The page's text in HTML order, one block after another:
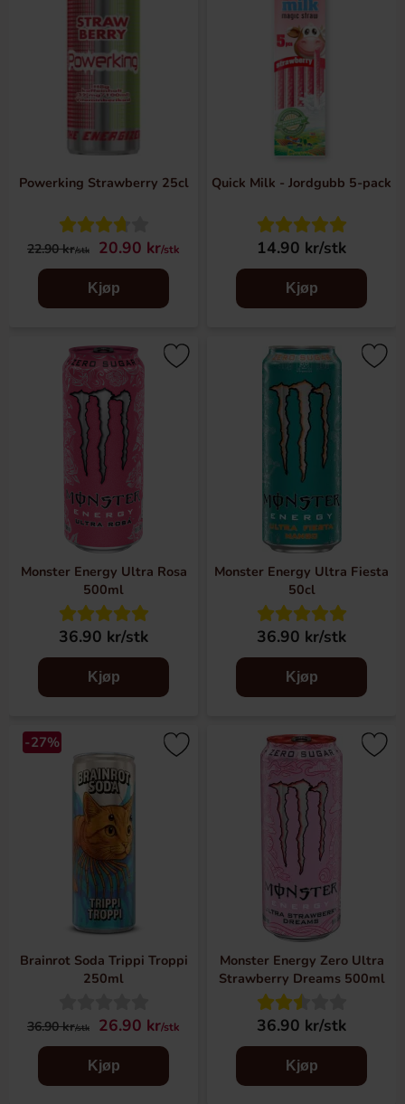
Powerking Strawberry 25cl
22.90 kr/stk 20.90 kr/stk
Kjøp
Quick Milk - Jordgubb 5-pack
14.90 kr/stk
Kjøp
Monster Energy Ultra Rosa
500ml
36.90 kr/stk
Kjøp
Monster Energy Ultra Fiesta
50cl
36.90 kr/stk
Kjøp
-27%
Brainrot Soda Trippi Troppi
250ml
36.90 kr/stk 26.90 kr/stk
Kjøp
Monster Energy Zero Ultra
Strawberry Dreams 500ml
36.90 kr/stk
Kjøp